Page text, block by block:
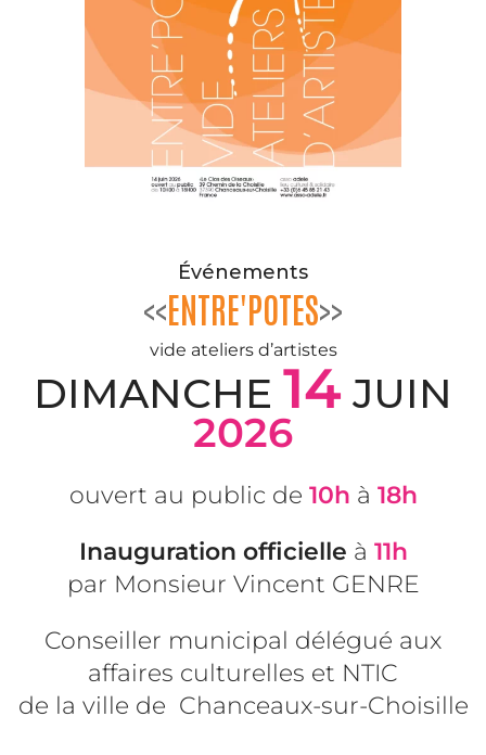
Événements
<<ENTRE'POTES>>
vide ateliers d’artistes
DIMANCHE 14 JUIN
2026
ouvert au public de 10h à 18h
Inauguration officielle à 11h
par Monsieur Vincent GENRE
Conseiller municipal délégué aux
affaires culturelles et NTIC
de la ville de Chanceaux-sur-Choisille